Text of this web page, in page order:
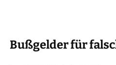
Bußgelder für